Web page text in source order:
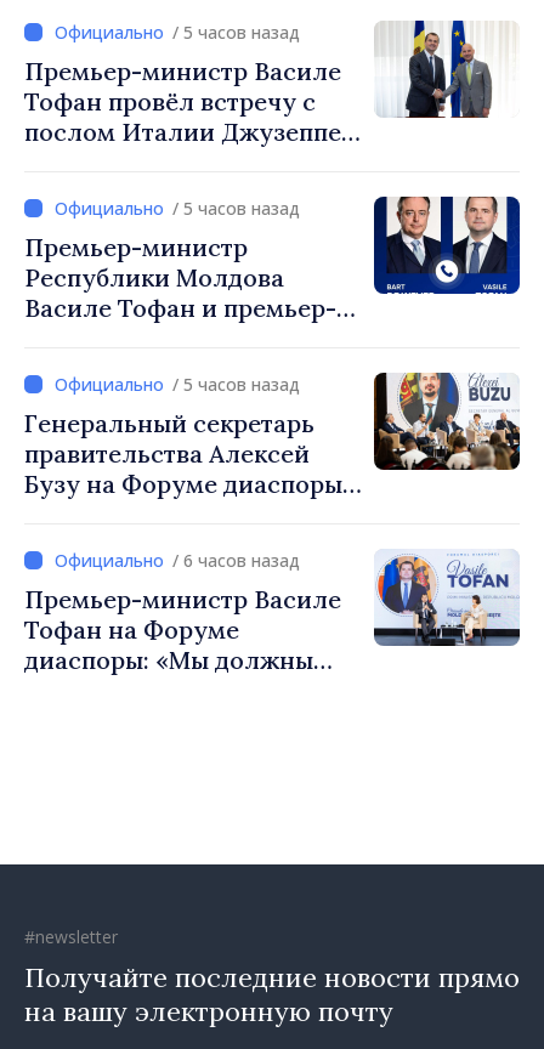
посол Турции Уйгар
Мустафа Сертел/ 5 часов назад
Премьер-министр Василе
Тофан провёл встречу с
послом Италии Джузеппе
/ 5 часов назад
Премьер-министр
Республики Молдова
Василе Тофан и премьер-
Вевер обсудили
европейский путь
Республики Молдова
/ 5 часов назад
Генеральный секретарь
правительства Алексей
Бузу на Форуме диаспоры:
чтобы строить более
сильные сообщества»
/ 6 часов назад
Премьер-министр Василе
Тофан на Форуме
диаспоры: «Мы должны
#newsletter
Получайте последние новости прямо
на вашу электронную почту